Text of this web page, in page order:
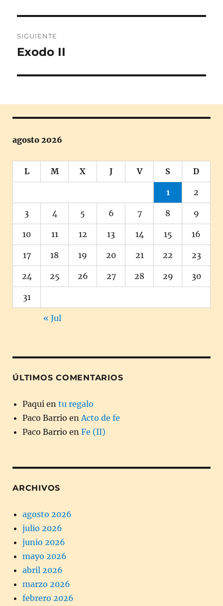
SIGUIENTE
Entrada
Exodo II
agosto 2026
L M X J V S D
1 2
3 4 5 6 7 8 9
10 11 12 13 14 15 16
17 18 19 20 21 22 23
24 25 26 27 28 29 30
31
« Jul
ÚLTIMOS COMENTARIOS
Paqui en tu regalo
Paco Barrio en Acto de fe
Paco Barrio en Fe (II)
ARCHIVOS
agosto 2026
julio 2026
junio 2026
mayo 2026
abril 2026
marzo 2026
febrero 2026